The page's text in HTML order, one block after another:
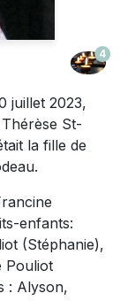
4
juillet 2023,
St-
la fille de
enfants:
(Stéphanie),
Pouliot
: Alyson,